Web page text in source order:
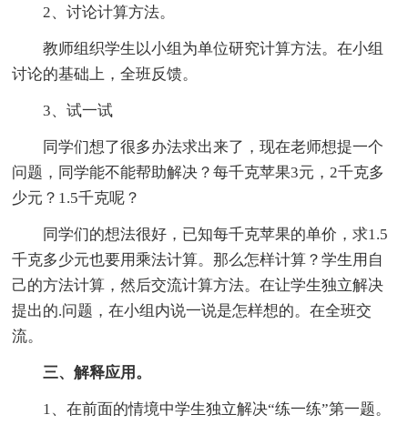
2、讨论计算方法。
教师组织学生以小组为单位研究计算方法。在小组
讨论的基础上，全班反馈。
3、试一试
同学们想了很多办法求出来了，现在老师想提一个
问题，同学能不能帮助解决？每千克苹果3元，2千克多
少元？1.5千克呢？
同学们的想法很好，已知每千克苹果的单价，求1.5
千克多少元也要用乘法计算。那么怎样计算？学生用自
己的方法计算，然后交流计算方法。在让学生独立解决
提出的.问题，在小组内说一说是怎样想的。在全班交
流。
三、解释应用。
1、在前面的情境中学生独立解决“练一练”第一题。